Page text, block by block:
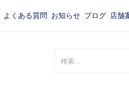
よくある質問 お知らせ ブログ 店舗